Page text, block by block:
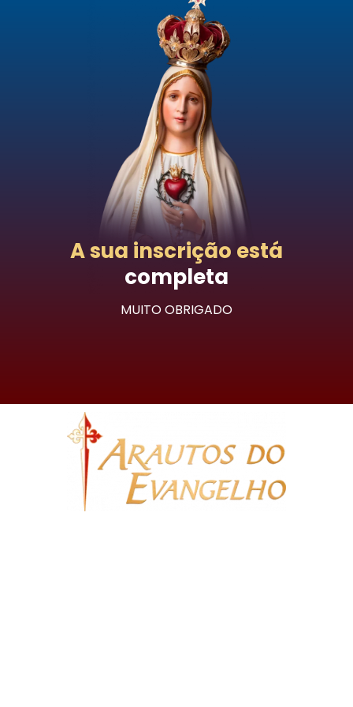
A sua inscrição está
completa
MUITO OBRIGADO